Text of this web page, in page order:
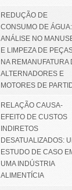
REDUÇÃO DE
CONSUMO DE ÁGUA:
ANÁLISE NO
E LIMPEZA DE
NA REMANUFATURA
ALTERNADORES E
MOTORES DE
RELAÇÃO CAUSA-
EFEITO DE CUSTOS
INDIRETOS
DESATUALIZADOS:
ESTUDO DE CASO
UMA INDÚSTRIA
ALIMENTÍCIA